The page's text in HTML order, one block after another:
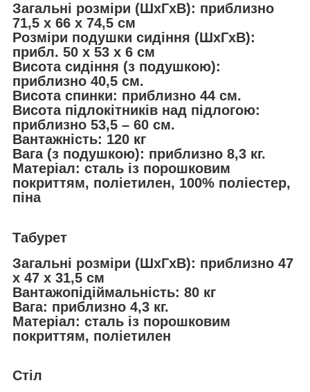
Загальні розміри (ШxГxВ): приблизно
71,5 x 66 x 74,5 см
Розміри подушки сидіння (ШxГxВ):
прибл. 50 x 53 x 6 см
Висота сидіння (з подушкою):
приблизно 40,5 см.
Висота спинки: приблизно 44 см.
Висота підлокітників над підлогою:
приблизно 53,5 – 60 см.
Вантажність: 120 кг
Вага (з подушкою): приблизно 8,3 кг.
Матеріал: сталь із порошковим
покриттям, поліетилен, 100% поліестер,
піна
Табурет
Загальні розміри (ШxГxВ): приблизно 47
x 47 x 31,5 см
Вантажопідіймальність: 80 кг
Вага: приблизно 4,3 кг.
Матеріал: сталь із порошковим
покриттям, поліетилен
Стіл